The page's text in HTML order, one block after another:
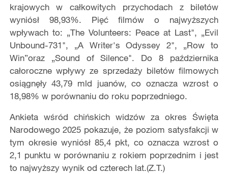
krajowych w całkowitych przychodach z biletów
wyniósł 98,93%. Pięć filmów o najwyższych
wpływach to: „The Volunteers: Peace at Last", „Evil
Unbound-731", „‌A Writer's Odyssey‌ 2", „Row to
Win‌”oraz „Sound of Silence". Do 8 października
całoroczne wpływy ze sprzedaży biletów filmowych
osiągnęły 43,79 mld juanów, co oznacza wzrost o
18,98% w porównaniu do roku poprzedniego.
Ankieta wśród chińskich widzów za okres Święta
Narodowego 2025 pokazuje, że poziom satysfakcji w
tym okresie wyniósł 85,4 pkt, co oznacza wzrost o
2,1 punktu w porównaniu z rokiem poprzednim i jest
to najwyższy wynik od czterech lat.(Z.T.)